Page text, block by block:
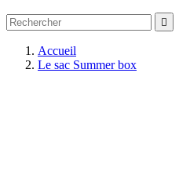

Accueil
Le sac Summer box